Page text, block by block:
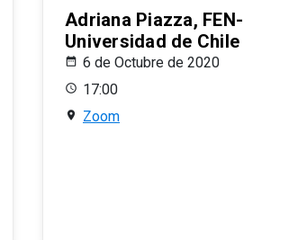
Adriana Piazza, FEN-
Universidad de Chile
6 de Octubre de 2020
17:00
Zoom